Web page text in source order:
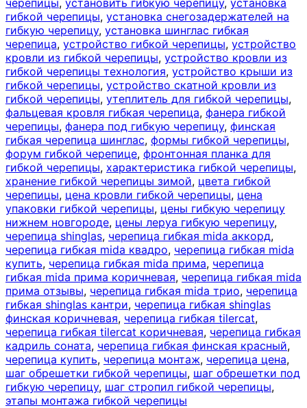
гибкой черепицы, установка снегозадержателей на
гибкую черепицу, установка шинглас гибкая
черепица, устройство гибкой черепицы, устройство
кровли из гибкой черепицы, устройство кровли из
гибкой черепицы технология, устройство крыши из
гибкой черепицы, устройство скатной кровли из
гибкой черепицы, утеплитель для гибкой черепицы,
фальцевая кровля гибкая черепица, фанера гибкой
черепицы, фанера под гибкую черепицу, финская
гибкая черепица шинглас, формы гибкой черепицы,
форум гибкой черепице, фронтонная планка для
гибкой черепицы, характеристика гибкой черепицы,
хранение гибкой черепицы зимой, цвета гибкой
черепицы, цена кровли гибкой черепицы, цена
упаковки гибкой черепицы, цены гибкую черепицу
нижнем новгороде, цены леруа гибкую черепицу,
черепица shinglas, черепица гибкая mida аккорд,
черепица гибкая mida квадро, черепица гибкая mida
купить, черепица гибкая mida прима, черепица
гибкая mida прима коричневая, черепица гибкая mida
прима отзывы, черепица гибкая mida трио, черепица
гибкая shinglas кантри, черепица гибкая shinglas
финская коричневая, черепица гибкая tilercat,
черепица гибкая tilercat коричневая, черепица гибкая
кадриль соната, черепица гибкая финская красный,
черепица купить, черепица монтаж, черепица цена,
шаг обрешетки гибкой черепицы, шаг обрешетки под
гибкую черепицу, шаг стропил гибкой черепицы,
этапы монтажа гибкой черепицы